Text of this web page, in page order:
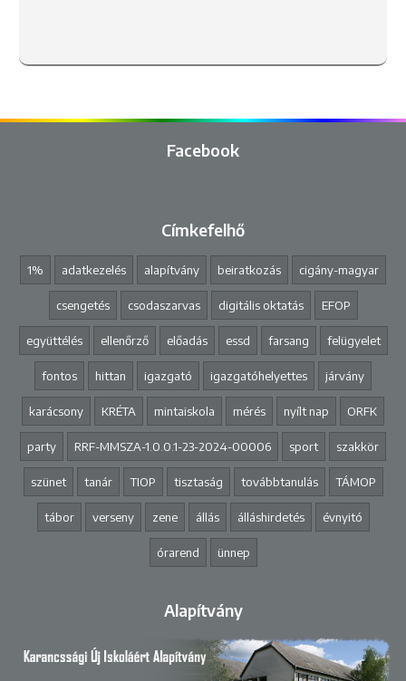
Facebook
Címkefelhő
1% adatkezelés alapítvány beiratkozás cigány-magyar
csengetés csodaszarvas digitális oktatás EFOP
együttélés ellenőrző előadás essd farsang felügyelet
fontos hittan igazgató igazgatóhelyettes járvány
karácsony KRÉTA mintaiskola mérés nyílt nap ORFK
party RRF-MMSZA-1.0.0.1-23-2024-00006 sport szakkör
szünet tanár TIOP tisztaság továbbtanulás TÁMOP
tábor verseny zene állás álláshirdetés évnyitó
órarend ünnep
Alapítvány